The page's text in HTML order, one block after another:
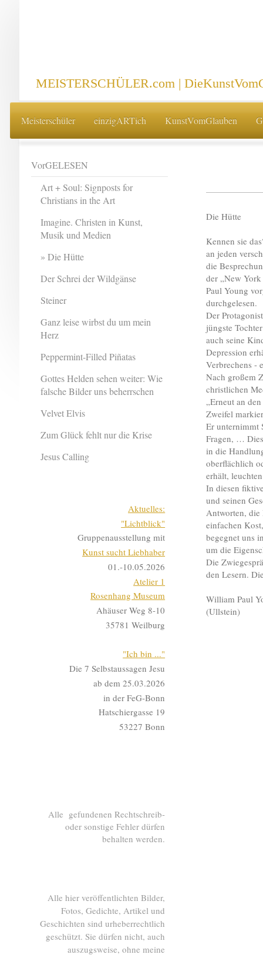
MEISTERSCHÜLER.com |
Meisterschüler einzigARTich KunstVomGlauben
Die Hütte
Kennen sie
an jeden
die
der „New
Paul Young
durchgelesen.
Der
jüngste
auch seine
Depression
Verbrechens -
Nach großem
christlichen
„Erneut an
Zweifel
Er unternimmt
Fragen, …
in die
oberflächlich
erhält,
In diesen
und seinen
Antworten, die
einfachen
begegnet uns
um die
Die
den Lesern.
William Paul
(Ullstein)
VorGELESEN
Art + Soul: Signposts for
Christians in the Art
Imagine. Christen in Kunst,
Musik und Medien
Die Hütte
Der Schrei der Wildgänse
Steiner
Ganz leise wirbst du um mein
Herz
Peppermint-Filled Piñatas
Gottes Helden sehen weiter: Wie
falsche Bilder uns beherrschen
Velvet Elvis
Zum Glück fehlt nur die Krise
Jesus Calling
Aktuelles:
"Lichtblick"
Gruppenausstellung mit
Kunst sucht Liebhaber
01.-10.05.2026
Atelier 1
Rosenhang Museum
Ahäuser Weg 8-10
35781 Weilburg
"Ich bin ..."
Die 7 Selbstaussagen Jesu
ab dem 25.03.2026
in der FeG-Bonn
Hatschiergasse 19
53227 Bonn
Alle gefundenen Rechtschreib-
oder sonstige Fehler dürfen
behalten werden.
Alle hier veröffentlichten Bilder,
Fotos, Gedichte, Artikel und
Geschichten sind urheberrechtlich
geschützt. Sie dürfen nicht, auch
auszugsweise, ohne meine